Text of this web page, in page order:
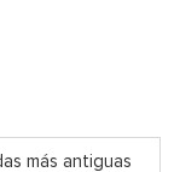
más antiguas